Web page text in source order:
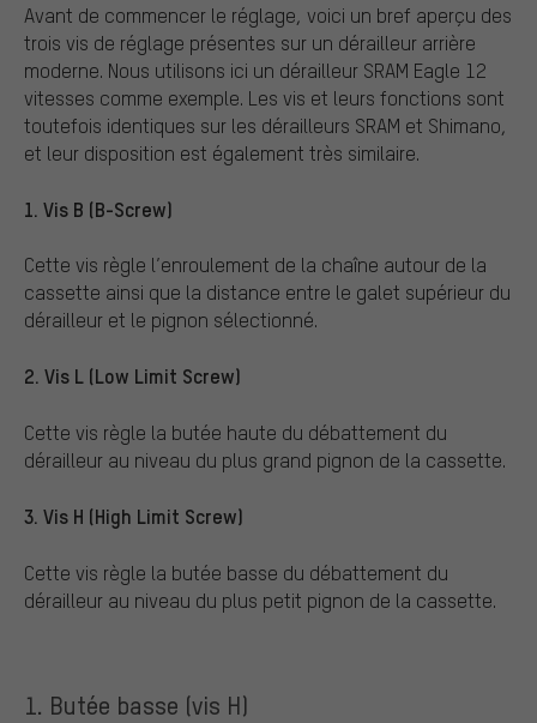
Avant de commencer le réglage, voici un bref aperçu des
trois vis de réglage présentes sur un dérailleur arrière
moderne. Nous utilisons ici un dérailleur SRAM Eagle 12
vitesses comme exemple. Les vis et leurs fonctions sont
toutefois identiques sur les dérailleurs SRAM et Shimano,
et leur disposition est également très similaire.
1. Vis B (B-Screw)
Cette vis règle l’enroulement de la chaîne autour de la
cassette ainsi que la distance entre le galet supérieur du
dérailleur et le pignon sélectionné.
2. Vis L (Low Limit Screw)
Cette vis règle la butée haute du débattement du
dérailleur au niveau du plus grand pignon de la cassette.
3. Vis H (High Limit Screw)
Cette vis règle la butée basse du débattement du
dérailleur au niveau du plus petit pignon de la cassette.
1. Butée basse (vis H)